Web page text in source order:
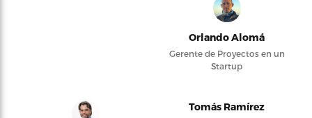
Orlando Alomá
Gerente de Proyectos en un
Startup
Tomás Ramírez